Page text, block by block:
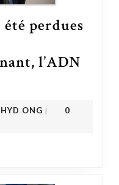
perdues
l’ADN
ONG |
0